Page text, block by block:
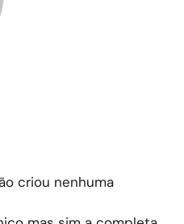
criou nenhuma